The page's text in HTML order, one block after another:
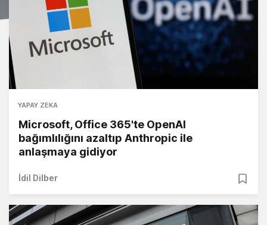
YAPAY ZEKA
Microsoft, Office 365'te OpenAI
bağımlılığını azaltıp Anthropic ile
anlaşmaya gidiyor
İdil Dilber